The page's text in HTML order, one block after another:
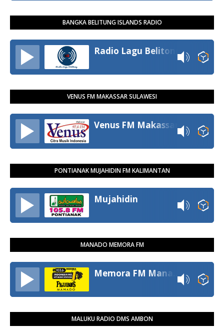
BANGKA BELITUNG ISLANDS RADIO
Radio Lagu Belitong
VENUS FM MAKASSAR SULAWESI
Venus FM Makassar
PONTIANAK MUJAHIDIN FM KALIMANTAN
Mujahidin
MANADO MEMORA FM
MALUKU RADIO DMS AMBON